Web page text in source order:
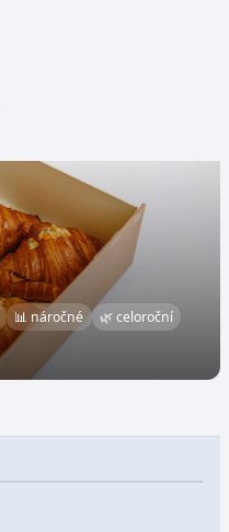
📊 náročné
🌿 celoroční